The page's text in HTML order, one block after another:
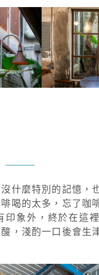
什麼特別的記憶，
喝的太多，忘了咖
印象外，終於在這
，淺酌一口後會生